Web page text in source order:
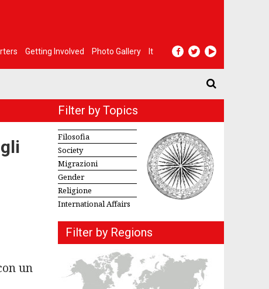
Getting Involved Photo Gallery It
un
Filter by Topics
Filosofia
Society
Migrazioni
Gender
Religione
International Affairs
Filter by Regions